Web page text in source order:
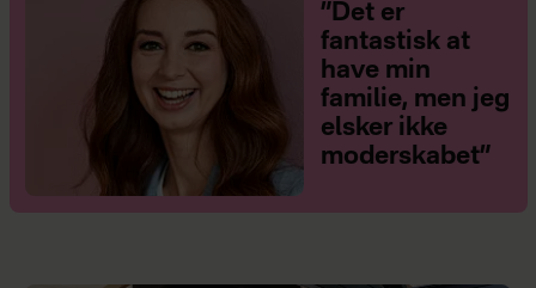
”Det er
fantastisk at
have min
familie, men jeg
elsker ikke
moderskabet”